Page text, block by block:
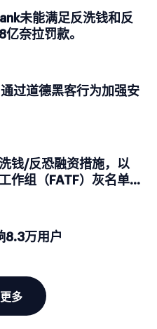
未能满足反洗钱和反
奈拉罚款。
过道德黑客行为加强安
钱/反恐融资措施，以
作组（FATF）灰名单
8.3万用户
更多